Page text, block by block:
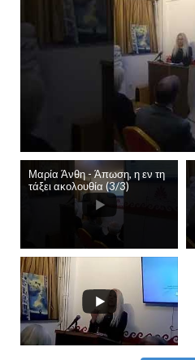
Μαρία Άνθη - Άπωση, η εν τη
τάξει ακολουθία (3/3)